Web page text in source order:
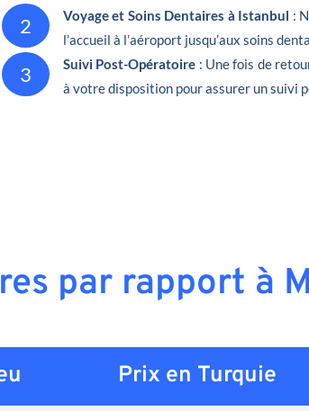
2 Voyage et Soins Dentaires à Istanbul :
l’accueil à l’aéroport jusqu’aux soins
3 Suivi Post-Opératoire : Une fois de
à votre disposition pour assurer un suivi
par rapport à
Prix en Turquie